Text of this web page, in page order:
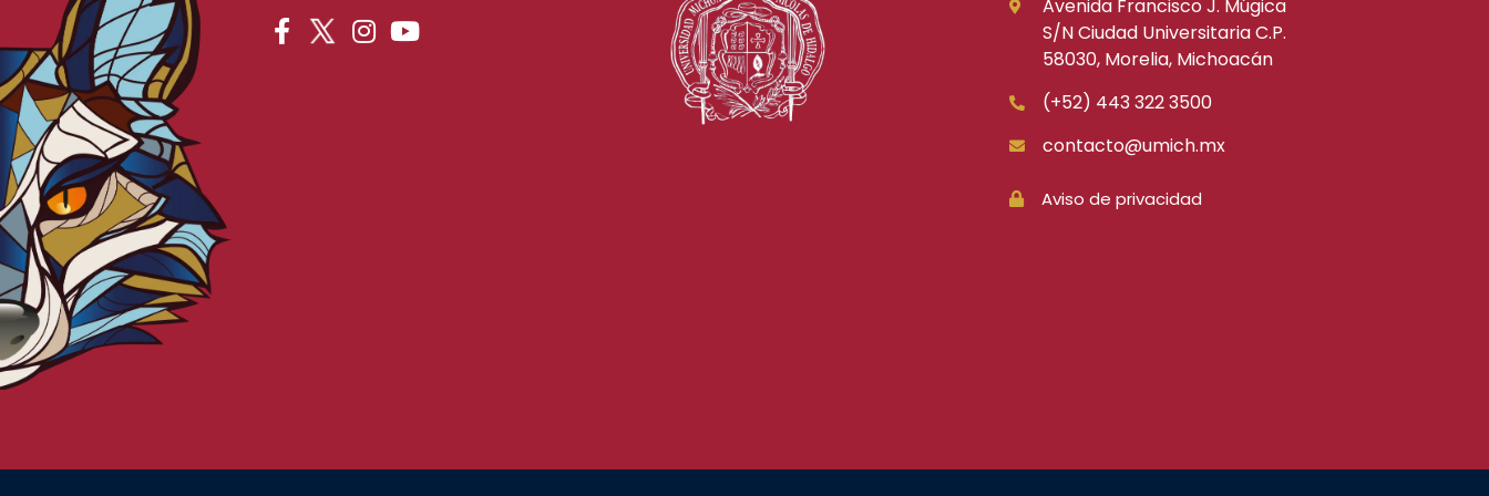
Avenida Francisco J. Múgica
S/N Ciudad Universitaria C.P.
58030, Morelia, Michoacán
(+52) 443 322 3500
contacto@umich.mx
Aviso de privacidad